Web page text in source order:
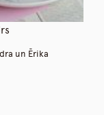
un Ērika